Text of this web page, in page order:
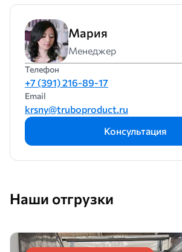
Мария
Менеджер
Телефон
+7 (391) 216-89-17
Email
krsny@truboproduct.ru
Консультация
Наши отгрузки